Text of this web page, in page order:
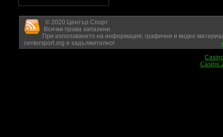
© 2020 Център Спорт
Всички права запазени.
При използването на информация, графични и видео
centersport.org е задължително!
Casino